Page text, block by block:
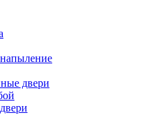
двери